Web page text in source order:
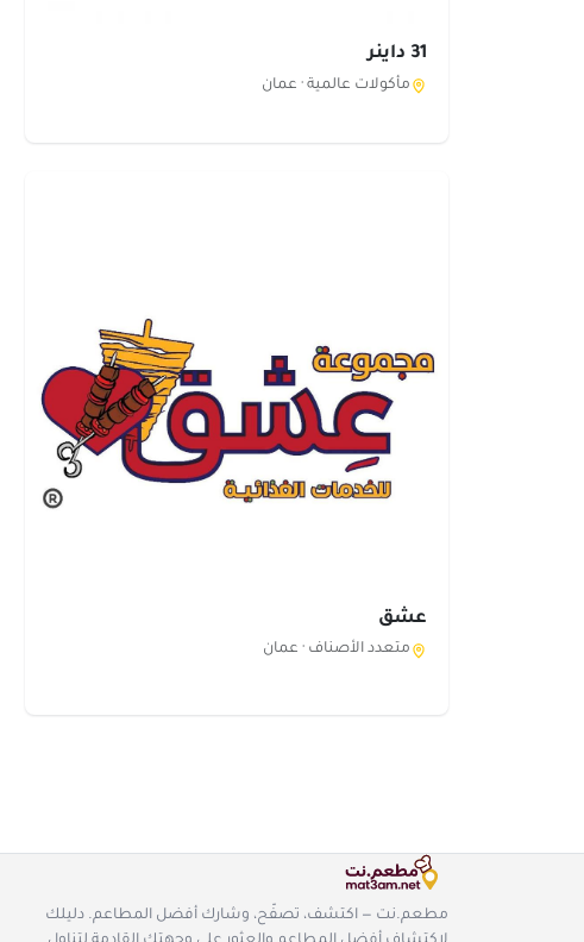
31 داينر
مأكولات عالمية · عمان
عشق
متعدد الأصناف · عمان
مطعم.نت — اكتشف، تصفّح، وشارك أفضل المطاعم. دليلك